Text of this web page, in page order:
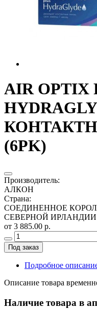
AIR OPTIX
(6PK)
Производитель:
АЛКОН
Страна:
СОЕДИНЕННОЕ
СЕВЕРНОЙ ИРЛАНДИИ
от 3 885.00 р.
Под заказ
Подробное
Описание товара
Наличие товара в